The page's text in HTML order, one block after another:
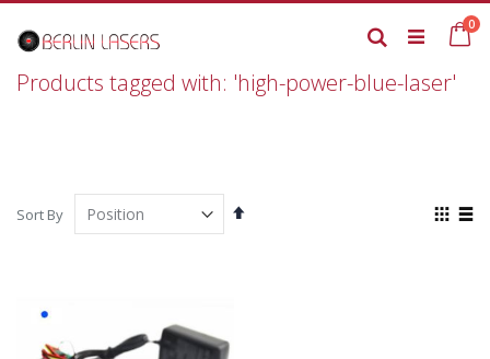
to
Content
0
Search
Products tagged with: 'high-power-blue-laser'
Sort By
Set
View